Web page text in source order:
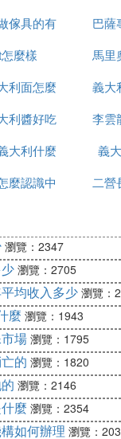
傢具的有
牌
巴薩
麼樣
馬里
利面怎麼
義大
利醬好吃
李雲
大利什麼
義
麼認識中
二營
瀏覽：2347
瀏覽：2705
均收入多少 瀏覽：
麼 瀏覽：1943
場 瀏覽：1795
的 瀏覽：1820
瀏覽：2146
麼 瀏覽：2354
如何辦理 瀏覽：